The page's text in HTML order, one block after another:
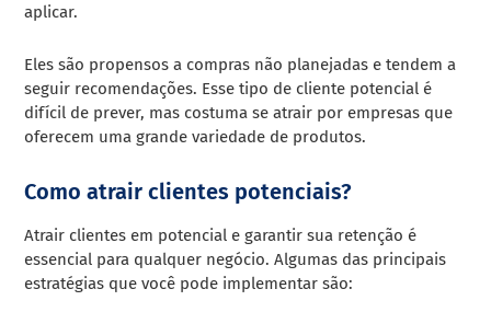
aplicar.
Eles são propensos a compras não planejadas e tendem a
seguir recomendações. Esse tipo de cliente potencial é
difícil de prever, mas costuma se atrair por empresas que
oferecem uma grande variedade de produtos.
Como atrair clientes potenciais?
Atrair clientes em potencial e garantir sua retenção é
essencial para qualquer negócio. Algumas das principais
estratégias que você pode implementar são: